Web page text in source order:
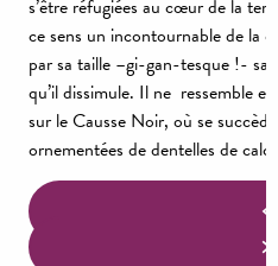
s’être réfugiées au cœur de la
ce sens un incontournable de la
par sa taille –gi-gan-tesque !- sa
qu’il dissimule. Il ne ressemble
sur le Causse Noir, où se
ornementées de dentelles de